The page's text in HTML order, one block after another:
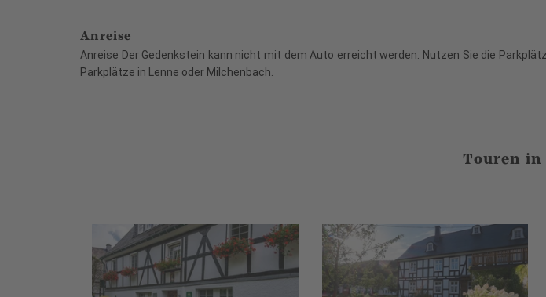
Anreise
Anreise Der Gedenkstein kann nicht mit dem Auto erreicht werden. Nutzen Sie die
Parkplätze in Lenne oder Milchenbach.
Touren in